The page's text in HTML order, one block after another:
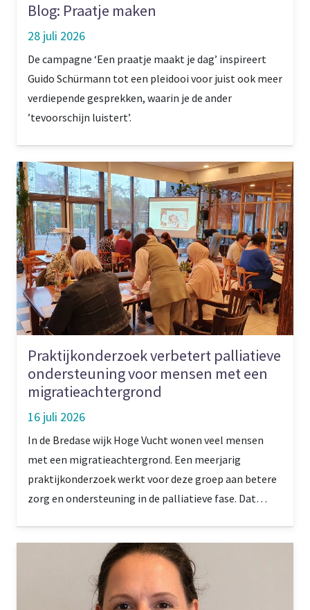
Blog: Praatje maken
28 juli 2026
De campagne ‘Een praatje maakt je dag’ inspireert
Guido Schürmann tot een pleidooi voor juist ook meer
verdiepende gesprekken, waarin je de ander
’tevoorschijn luistert’.
Praktijkonderzoek verbetert palliatieve
ondersteuning voor mensen met een
migratieachtergrond
16 juli 2026
In de Bredase wijk Hoge Vucht wonen veel mensen
met een migratieachtergrond. Een meerjarig
praktijkonderzoek werkt voor deze groep aan betere
zorg en ondersteuning in de palliatieve fase. Dat
zijn blijvende connecties ontstaan.’